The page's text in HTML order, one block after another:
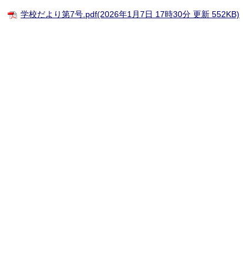
学校だより第7号.pdf(2026年1月7日 17時30分 更新 552KB)